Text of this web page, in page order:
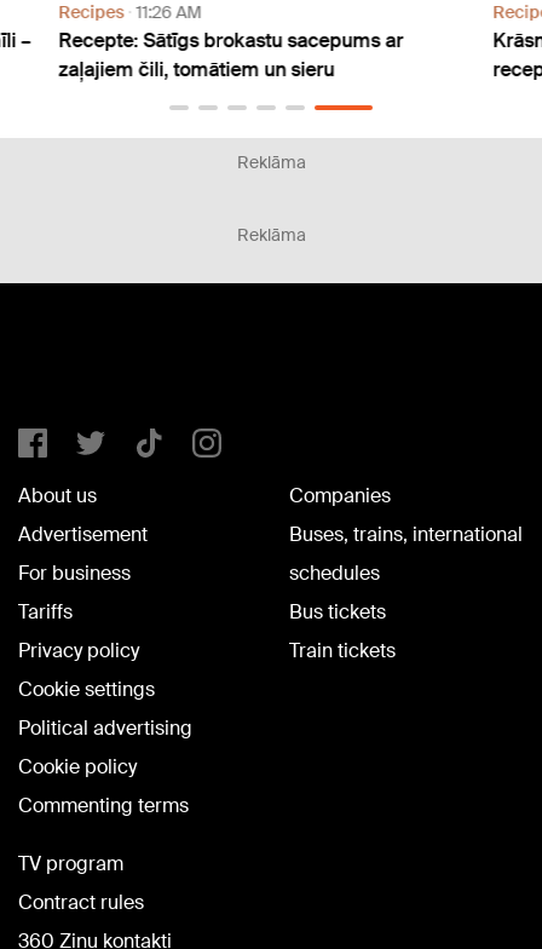
–
Recipes 11:26 AM
Recepte: Sātīgs brokastu sacepums ar
zaļajiem čili, tomātiem un sieru
Reklāma
Reklāma
About us
Advertisement
For business
Tariffs
Privacy policy
Cookie settings
Political advertising
Cookie policy
Commenting terms
Companies
Buses, trains, international
schedules
Bus tickets
Train tickets
TV program
Contract rules
360 Ziņu kontakti